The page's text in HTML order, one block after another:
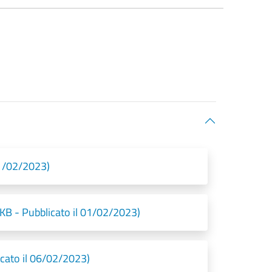
02/2023)
- Pubblicato il 01/02/2023)
il 06/02/2023)